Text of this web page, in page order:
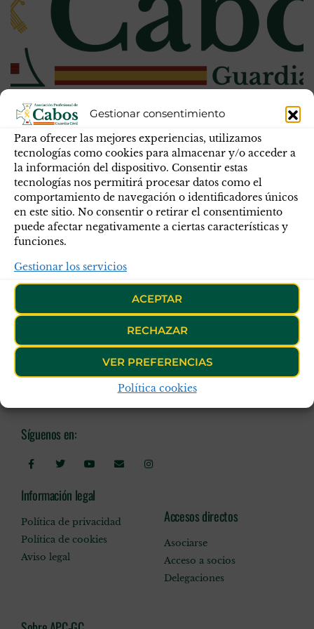
Gestionar consentimiento
Para ofrecer las mejores experiencias, utilizamos
tecnologías como cookies para almacenar y/o acceder a
la información del dispositivo. Consentir estas
tecnologías nos permitirá procesar datos como el
comportamiento de navegación o identificadores únicos
en este sitio. No consentir o retirar el consentimiento
puede afectar negativamente a ciertas características y
funciones.
Gestionar los servicios
ACEPTAR
RECHAZAR
VER PREFERENCIAS
Política cookies
Comisión permanente de destinos
En la presente mañana, viernes 26 de mayo del 2023, se
ha celebrado la reunión de la Comisión Permanente de
Destinos en la Dirección General de la Guardia Civil el
cual ha acudido la Asociación Profesional de Cabos de la
Guardia Civil (APC-GC).
Síguenos en:
Información legal
Política de privacidad
Política de cookies
Aviso legal
Accesos directos
Asociarse
Acceso a socios
Delegaciones